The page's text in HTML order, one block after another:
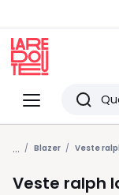
Menu
Redoute
vus
... Blazer Veste
Veste ralph